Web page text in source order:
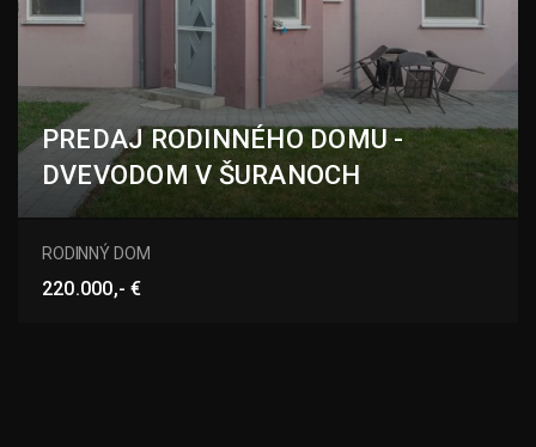
PREDAJ RODINNÉHO DOMU -
DVEVODOM V ŠURANOCH
Šurany
RODINNÝ DOM
220.000,- €